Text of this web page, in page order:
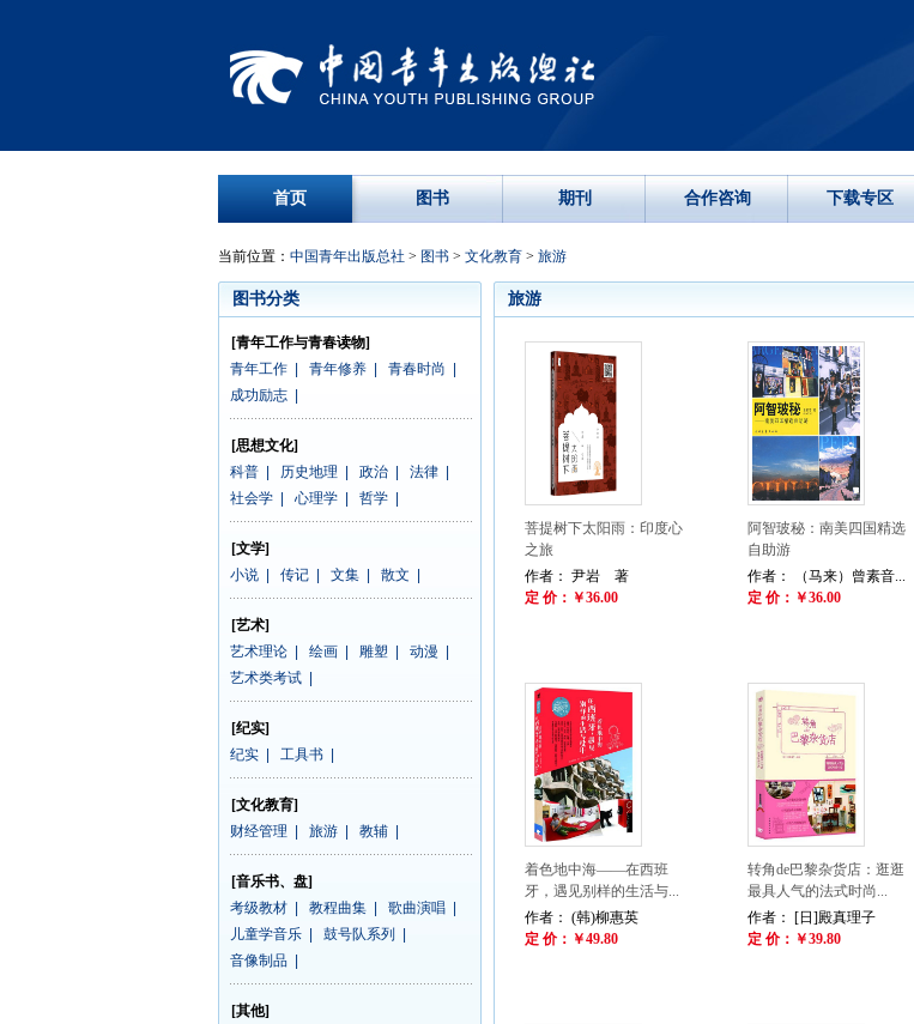
首页 图书 期刊 合作咨询 下载专区
当前位置： 中国青年出版总社 > 图书 > 文化教育 > 旅游
图书分类
[青年工作与青春读物]
青年工作
青年修养 青春时尚
成功励志
[思想文化]
科普
历史地理 政治 法律
社会学
心理学 哲学
[文学]
小说
传记 文集 散文
[艺术]
艺术理论
绘画 雕塑 动漫
艺术类考试
[纪实]
纪实
工具书
[文化教育]
财经管理
旅游 教辅
[音乐书、盘]
考级教材
教程曲集 歌曲演唱
儿童学音乐
鼓号队系列
音像制品
[其他]
旅游
菩提树下太阳雨：印度心
之旅
作者： 尹岩 著
定 价：￥36.00
阿智玻秘：南美四国精选
自助游
作者： （马来）曾素音...
定 价：￥36.00
着色地中海——在西班
牙，遇见别样的生活与...
作者： (韩)柳惠英
定 价：￥49.80
转角de巴黎杂货店：逛逛
最具人气的法式时尚...
作者： [日]殿真理子
定 价：￥39.80